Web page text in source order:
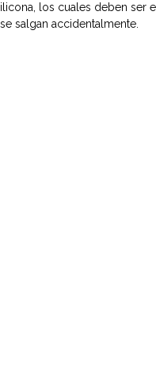
los cuales deben ser
salgan accidentalmente.